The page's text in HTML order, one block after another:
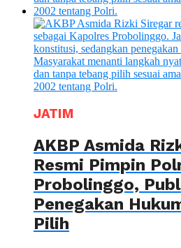
JATIM
AKBP Asmida
Resmi Pimpin
Probolinggo,
Penegakan
Pilih